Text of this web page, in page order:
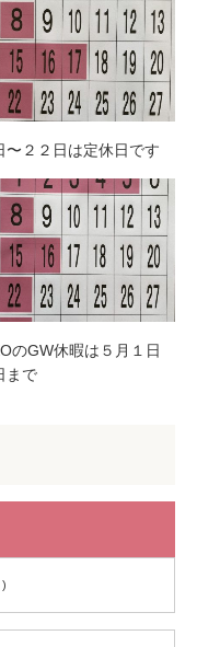
〜２２日は定休日です
のGW休暇は５月１日
まで
)